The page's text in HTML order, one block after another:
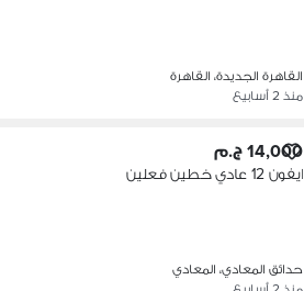
القاهرة الجديدة، القاهرة
منذ 2 أسابيع
14,000 ج.م
ايفون 12 عادي خطين فعلين
حدائق المعادي، المعادي